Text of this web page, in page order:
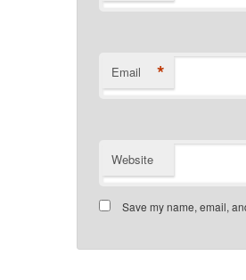
Email *
Website
Save my name, email,